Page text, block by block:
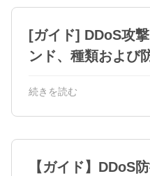
[ガイド] DDoS攻
ンド、種類および
続きを読む
【ガイド】DDoS